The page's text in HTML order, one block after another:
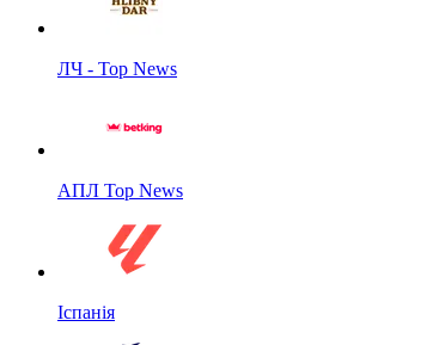
ЛЧ - Top News
АПЛ Top News
Іспанія